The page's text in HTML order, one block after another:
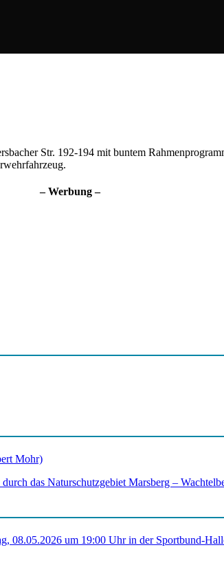
– Werbung –
das Naturschutzgebiet Marsberg –